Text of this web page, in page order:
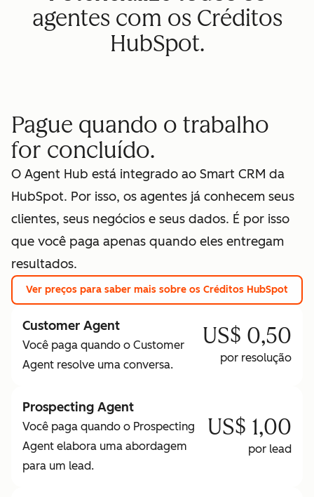
agentes com os Créditos
HubSpot.
Pague quando o trabalho
for concluído.
O Agent Hub está integrado ao Smart CRM da
HubSpot. Por isso, os agentes já conhecem seus
clientes, seus negócios e seus dados. É por isso
que você paga apenas quando eles entregam
resultados.
Ver preços para saber mais sobre os Créditos HubSpot
Customer Agent
Você paga quando o Customer
Agent resolve uma conversa.
US$ 0,50
por resolução
Prospecting Agent
Você paga quando o Prospecting
Agent elabora uma abordagem
para um lead.
US$ 1,00
por lead